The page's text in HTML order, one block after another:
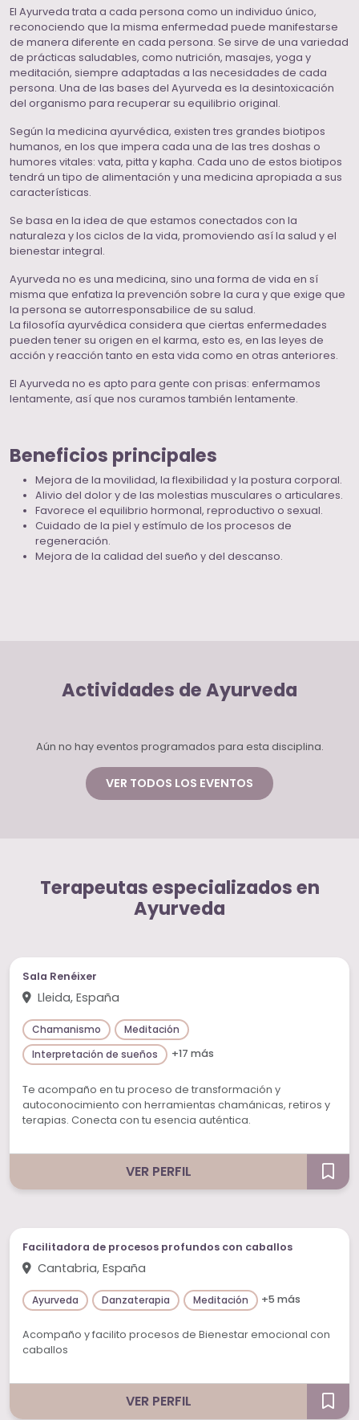
El Ayurveda trata a cada persona como un individuo único,
reconociendo que la misma enfermedad puede manifestarse
de manera diferente en cada persona. Se sirve de una variedad
de prácticas saludables, como nutrición, masajes, yoga y
meditación, siempre adaptadas a las necesidades de cada
persona. Una de las bases del Ayurveda es la desintoxicación
del organismo para recuperar su equilibrio original.
Según la medicina ayurvédica, existen tres grandes biotipos
humanos, en los que impera cada una de las tres doshas o
humores vitales: vata, pitta y kapha. Cada uno de estos biotipos
tendrá un tipo de alimentación y una medicina apropiada a sus
características.
Se basa en la idea de que estamos conectados con la
naturaleza y los ciclos de la vida, promoviendo así la salud y el
bienestar integral.
Ayurveda no es una medicina, sino una forma de vida en sí
misma que enfatiza la prevención sobre la cura y que exige que
la persona se autorresponsabilice de su salud.
La filosofía ayurvédica considera que ciertas enfermedades
pueden tener su origen en el karma, esto es, en las leyes de
acción y reacción tanto en esta vida como en otras anteriores.
El Ayurveda no es apto para gente con prisas: enfermamos
lentamente, así que nos curamos también lentamente.
Beneficios principales
Mejora de la movilidad, la flexibilidad y la postura corporal.
Alivio del dolor y de las molestias musculares o articulares.
Favorece el equilibrio hormonal, reproductivo o sexual.
Cuidado de la piel y estímulo de los procesos de
regeneración.
Mejora de la calidad del sueño y del descanso.
Actividades de Ayurveda
Aún no hay eventos programados para esta disciplina.
VER TODOS LOS EVENTOS
Terapeutas especializados en
Ayurveda
Sala Renéixer
Lleida, España
Chamanismo
Meditación
Interpretación de sueños
+17 más
Te acompaño en tu proceso de transformación y
autoconocimiento con herramientas chamánicas, retiros y
terapias. Conecta con tu esencia auténtica.
VER PERFIL
Facilitadora de procesos profundos con caballos
Cantabria, España
Ayurveda Danzaterapia Meditación +5 más
Acompaño y facilito procesos de Bienestar emocional con
caballos
VER PERFIL